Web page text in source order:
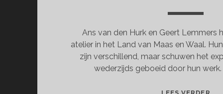
Ans van den Hurk en Geert Lemmers
atelier in het Land van Maas en Waal.
zijn verschillend, maar schuwen het
wederzijds geboeid door hun